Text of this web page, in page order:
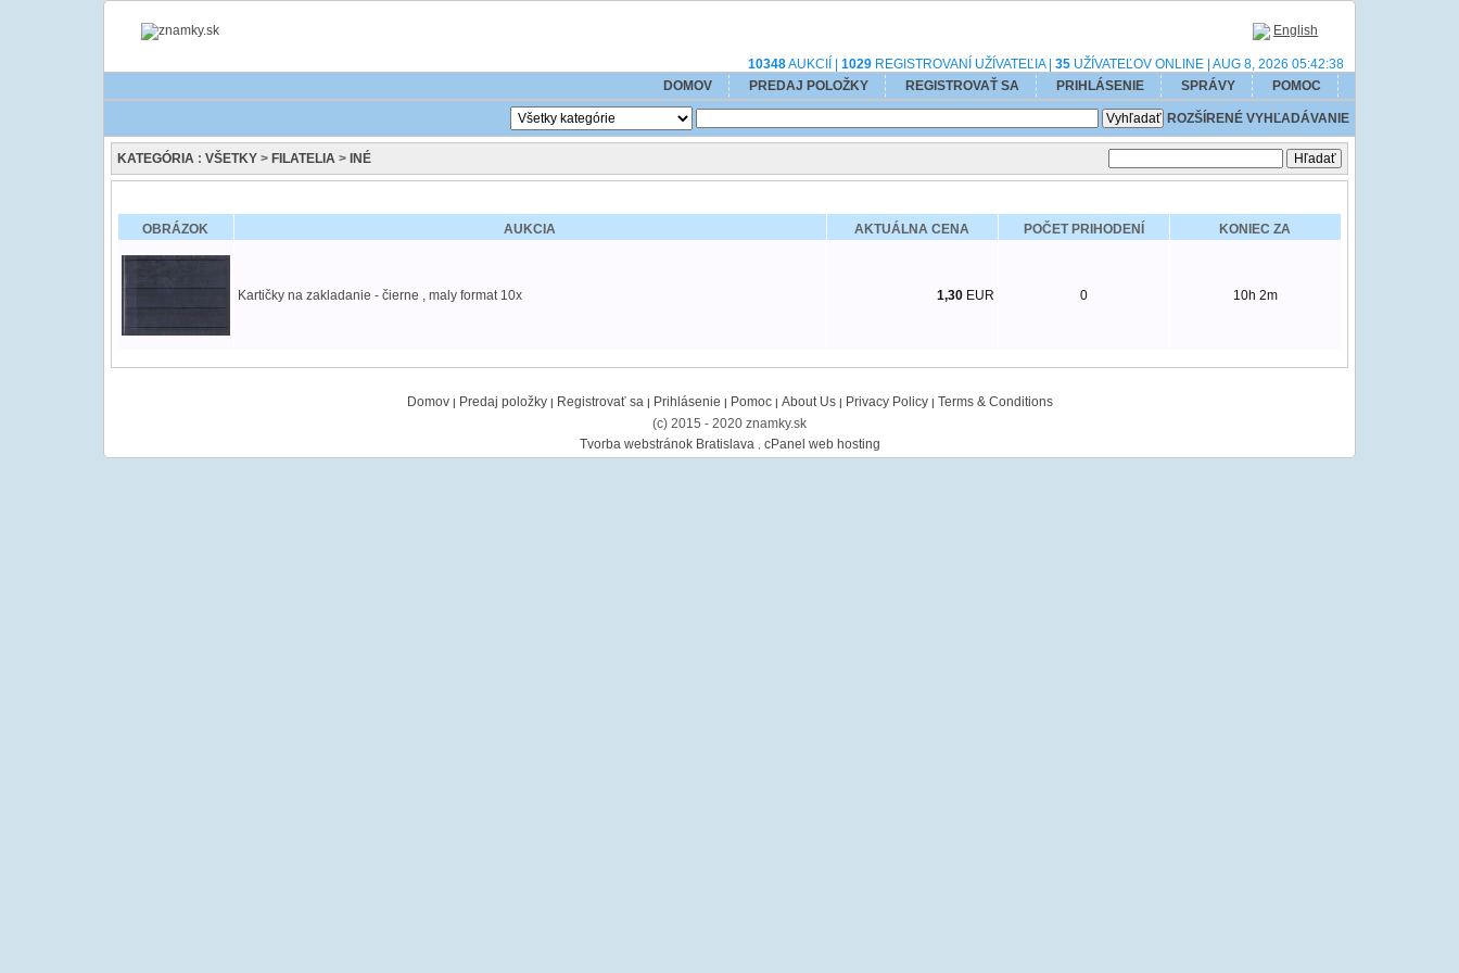
English
10348AUKCIÍ | 1029 REGISTROVANÍ UŽÍVATEĽIA | 35 UŽÍVATEĽOV ONLINE | AUG 8, 2026 05:42:38
DOMOV
PREDAJ POLOŽKY REGISTROVAŤ SA PRIHLÁSENIE SPRÁVY POMOC
ROZŠÍRENÉ VYHĽADÁVANIE
KATEGÓRIA: VŠETKY> FILATELIA> INÉ
OBRÁZOK AUKCIA AKTUÁLNA CENA POČET PRIHODENÍ KONIEC ZA
Kartičky na zakladanie - čierne , maly format 10x 1,30EUR 0 10h 2m
Domov| Predaj položky| Registrovať sa | Prihlásenie | Pomoc| About Us| Privacy Policy| Terms & Conditions
(c) 2015 - 2020 znamky.sk
Tvorba webstránok Bratislava
cPanel web hosting